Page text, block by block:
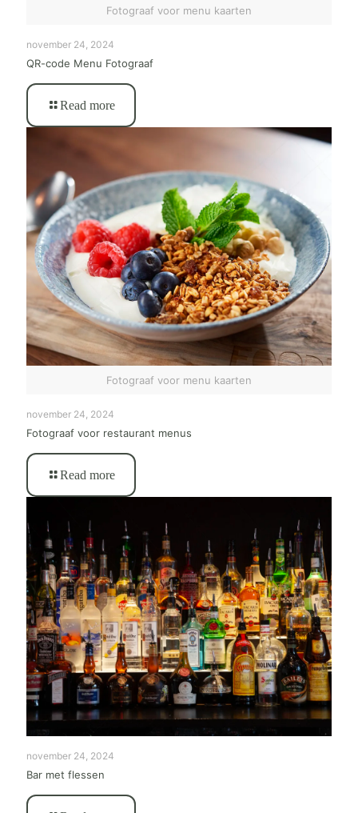
Fotograaf voor menu kaarten
november 24, 2024
QR-code Menu Fotograaf
Read more
Fotograaf voor menu kaarten
november 24, 2024
Fotograaf voor restaurant menus
Read more
november 24, 2024
Bar met flessen